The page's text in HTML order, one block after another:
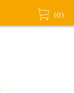
(0)